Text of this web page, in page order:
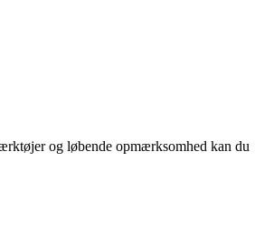
og løbende opmærksomhed kan du